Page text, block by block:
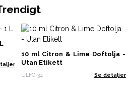
10 ml Citron & Lime Doftolja -
Utan Etikett
ULFO-34 Se detaljer